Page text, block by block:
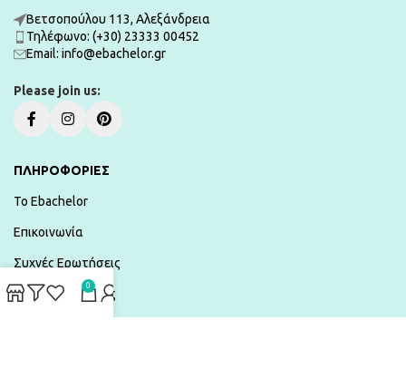
Βετσοπούλου 113, Αλεξάνδρεια
Τηλέφωνο: (+30) 23333 00452
Εmail: info@ebachelor.gr
Please join us:
ΠΛΗΡΟΦΟΡΙΕΣ
To Ebachelor
Επικοινωνία
Συχνές Ερωτήσεις
Τρόποι Πληρωμής
0